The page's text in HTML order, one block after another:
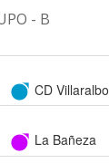
- B
CD
La Bañeza